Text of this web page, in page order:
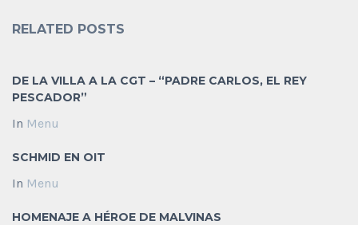
RELATED POSTS
DE LA VILLA A LA CGT – “PADRE CARLOS, EL REY
PESCADOR”
In Menu
SCHMID EN OIT
In Menu
HOMENAJE A HÉROE DE MALVINAS